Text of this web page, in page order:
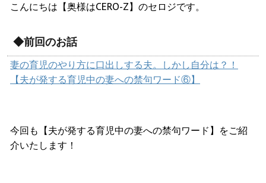
こんにちは【奥様はCERO-Z】のセロジです。
◆前回のお話
妻の育児のやり方に口出しする夫。しかし自分は？！
【夫が発する育児中の妻への禁句ワード⑥】
今回も【夫が発する育児中の妻への禁句ワード】をご紹
介いたします！